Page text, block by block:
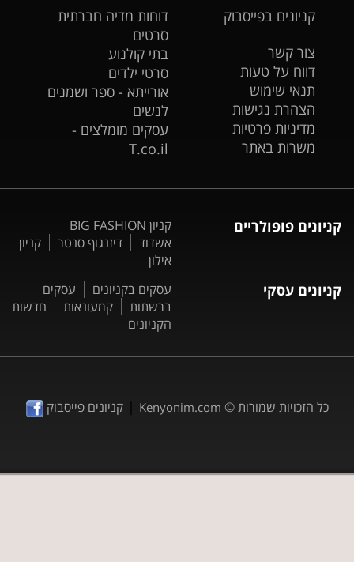
קניונים בפייסבוק
צור קשר
דווח על טעות
תנאי שימוש
הצהרת נגישות
מדיניות פרטיות
משרות באתר
דוחות מדיה חברתית
סרטים
בתי קולנוע
סרטי ילדים
אורייתא - ספר ושמנים
לנשים
עסקים מומלצים -
T.co.il
קניונים פופולריים
קניון BIG FASHION
אשדוד
דיזנגוף סנטר
קניון
אילון
קניונים עסקי עסקים בקניונים
עסקים
ברשתות
קמעונאות
חדשות
הקניונים
כל הזכויות שמורות © Kenyonim.com
|קניונים פייסבוק